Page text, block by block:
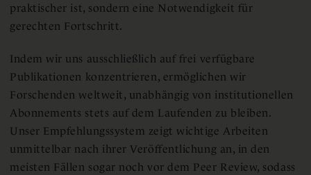
praktischer ist, sondern eine Notwendigkeit für
gerechten Fortschritt.
Indem wir uns ausschließlich auf frei verfügbare
Publikationen konzentrieren, ermöglichen wir
Forschenden weltweit, unabhängig von institutionellen
Abonnements stets auf dem Laufenden zu bleiben.
Unser Empfehlungssystem zeigt wichtige Arbeiten
unmittelbar nach ihrer Veröffentlichung an, in den
meisten Fällen sogar noch vor dem Peer Review, sodass